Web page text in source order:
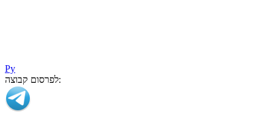
Ру
לפרסום קבוצה: